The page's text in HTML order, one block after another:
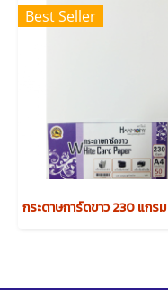
Best Seller